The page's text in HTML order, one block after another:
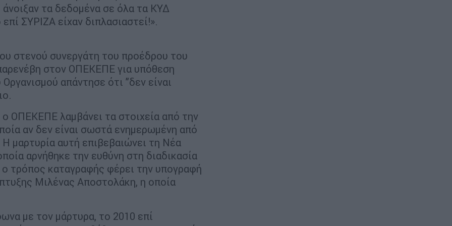
τα δεδομένα σε όλα τα ΚΥΔ
ΣΥΡΙΖΑ είχαν διπλασιαστεί!».
στενού συνεργάτη του προέδρου του
στον ΟΠΕΚΕΠΕ για υπόθεση
απάντησε ότι ”δεν είναι
ΟΠΕΚΕΠΕ λαμβάνει τα στοιχεία από την
αν δεν είναι σωστά ενημερωμένη από
μαρτυρία αυτή επιβεβαιώνει τη Νέα
αρνήθηκε την ευθύνη στη διαδικασία
τρόπος καταγραφής φέρει την υπογραφή
Μιλένας Αποστολάκη, η οποία
με τον μάρτυρα, το 2010 επί